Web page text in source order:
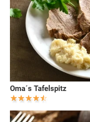
Oma´s Tafelspitz